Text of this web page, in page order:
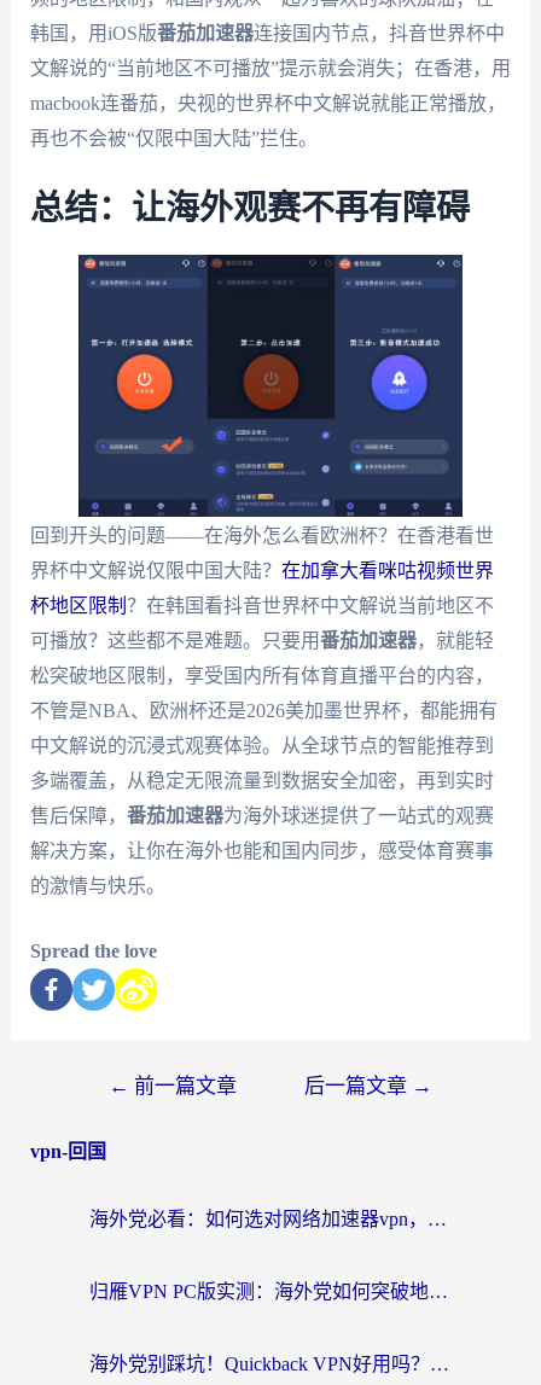
韩国，用iOS版番茄加速器连接国内节点，抖音世界杯中
文解说的“当前地区不可播放”提示就会消失；在香港，用
macbook连番茄，央视的世界杯中文解说就能正常播放，
再也不会被“仅限中国大陆”拦住。
总结：让海外观赛不再有障碍
回到开头的问题——在海外怎么看欧洲杯？在香港看世
界杯中文解说仅限中国大陆？ 在加拿大看咪咕视频世界
杯地区限制 ？在韩国看抖音世界杯中文解说当前地区不
可播放？这些都不是难题。只要用番茄加速器，就能轻
松突破地区限制，享受国内所有体育直播平台的内容，
不管是NBA、欧洲杯还是2026美加墨世界杯，都能拥有
中文解说的沉浸式观赛体验。从全球节点的智能推荐到
多端覆盖，从稳定无限流量到数据安全加密，再到实时
售后保障， 番茄加速器为海外球迷提供了一站式的观赛
解决方案，让你在海外也能和国内同步，感受体育赛事
的激情与快乐。
Spread the love
← 前一篇文章 后一篇文章 →
vpn-回国
海外党必看：如何选对网络加速器vpn，无缝访问国内资源不踩坑
归雁VPN PC版实测：海外党如何突破地区限制，无缝刷国内剧看漫画？
海外党别踩坑！Quickback VPN好用吗？和穿梭VPN对比哪个回国效果更好？附巴西游戏加速指南